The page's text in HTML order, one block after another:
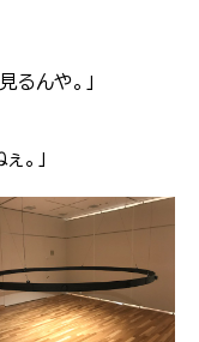
るんや。」
。」